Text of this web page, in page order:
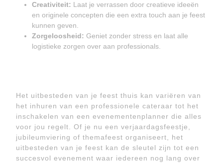
Creativiteit: Laat je verrassen door creatieve ideeën
en originele concepten die een extra touch aan je feest
kunnen geven.
Zorgeloosheid: Geniet zonder stress en laat alle
logistieke zorgen over aan professionals.
Het uitbesteden van je feest thuis kan variëren van
het inhuren van een professionele cateraar tot het
inschakelen van een evenementenplanner die alles
voor jou regelt. Of je nu een verjaardagsfeestje,
jubileumviering of themafeest organiseert, het
uitbesteden van je feest kan de sleutel zijn tot een
succesvol evenement waar iedereen nog lang over